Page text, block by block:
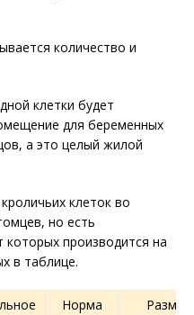
количество и
клетки будет
для беременных
а это целый жилой
клеток во
но есть
производится на
в таблице.
Норма